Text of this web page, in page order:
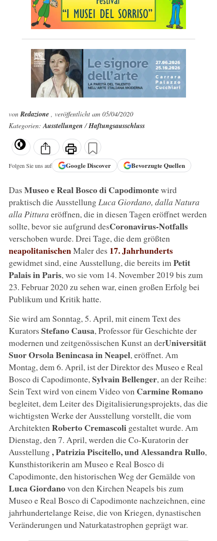
vonRedazione , veröffentlicht am 05/04/2020
Kategorien:Ausstellungen/Haftungsausschluss
Folgen Sie uns auf GoogleDiscover Bevorzugte Quellen
Das Museo e Real Bosco di Capodimontewird
praktisch die Ausstellung Luca Giordano, dalla Natura
alla Pittura eröffnen, die in diesen Tagen eröffnet werden
sollte, bevor sie aufgrund desCoronavirus-Notfalls
verschoben wurde. Drei Tage, die dem größten
neapolitanischenMaler des 17. Jahrhunderts
gewidmet sind, eine Ausstellung, die bereits im Petit
Palais in Paris, wo sie vom 14. November 2019 bis zum
23. Februar 2020 zu sehen war, einen großen Erfolg bei
Publikum und Kritik hatte.
Sie wird am Sonntag, 5. April, mit einem Text des
Kurators Stefano Causa, Professor für Geschichte der
modernen und zeitgenössischen Kunst an derUniversität
Suor Orsola Benincasa in Neapel, eröffnet. Am
Montag, dem 6. April, ist der Direktor des Museo e Real
Bosco di Capodimonte, Sylvain Bellenger, an der Reihe:
Sein Text wird von einem Video von Carmine Romano
begleitet, dem Leiter des Digitalisierungsprojekts, das die
wichtigsten Werke der Ausstellung vorstellt, die vom
Architekten Roberto Cremascoli gestaltet wurde. Am
Dienstag, den 7. April, werden die Co-Kuratorin der
Ausstellung, Patrizia Piscitello, und Alessandra Rullo,
Kunsthistorikerin am Museo e Real Bosco di
Capodimonte, den historischen Weg der Gemälde von
Luca Giordanovon den Kirchen Neapels bis zum
Museo e Real Bosco di Capodimonte nachzeichnen, eine
jahrhundertelange Reise, die von Kriegen, dynastischen
Veränderungen und Naturkatastrophen geprägt war.